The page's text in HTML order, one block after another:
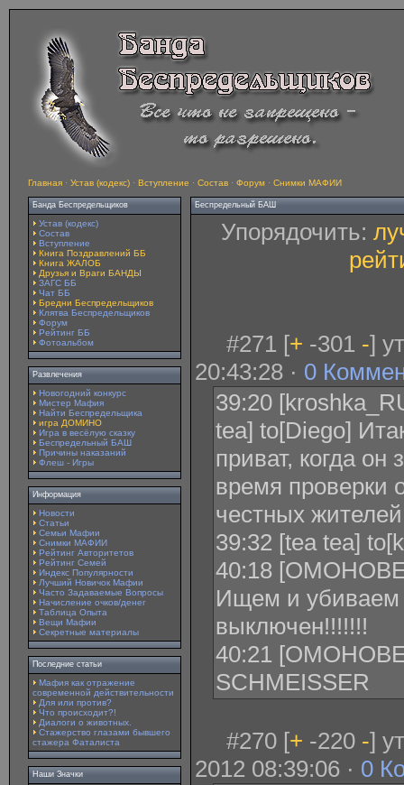
Главная · Устав (кодекс) · Вступление · Состав · Форум · Снимки МАФИИ
Банда Беспредельщиков
Устав (кодекс)
Состав
Вступление
Книга Поздравлений ББ
Книга ЖАЛОБ
Друзья и Враги БАНДЫ
ЗАГС ББ
Чат ББ
Бредни Беспредельщиков
Клятва Беспредельщиков
Форум
Рейтинг ББ
Фотоальбом
Развлечения
Новогодний конкурс
Мистер Мафия
Найти Беспредельщика
игра ДОМИНО
Игра в весёлую сказку
Беспредельный БАШ
Причины наказаний
Флеш - Игры
Информация
Новости
Статьи
Семьи Мафии
Снимки МАФИИ
Рейтинг Авторитетов
Рейтинг Семей
Индекс Популярности
Лучший Новичок Мафии
Часто Задаваемые Вопросы
Начисление очков/денег
Таблица Опыта
Вещи Мафии
Секретные материалы
Последние статьи
Мафия как отражение
современной действительности
Для или против?
Что происходит?!
Диалоги о животных.
Стажерство глазами бывшего
стажера Фаталиста
Наши Значки
Беспредельный БАШ
Упорядочить:
#271 [+ -301 -]
20:43:28 · 0
39:20
tea] to[Diego]
приват, когда он
время проверки
честных
39:32 [tea tea]
40:18
Ищем и
выключен!!!!!!!
40:21
SCHMEISSER
#270 [+ -220 -]
2012 08:39:06 · 0